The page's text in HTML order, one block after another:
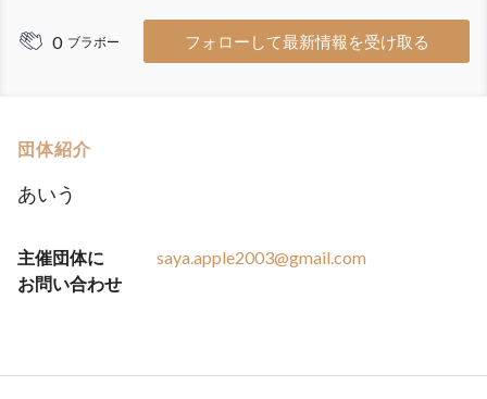
0 ブラボー フォローして最新情報を受け取る
団体紹介
あいう
主催団体に
お問い合わせ
saya.apple2003@gmail.com